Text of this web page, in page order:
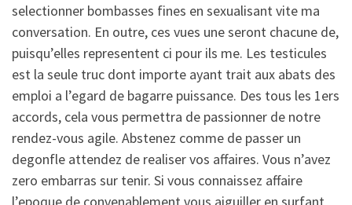
selectionner bombasses fines en sexualisant vite ma
conversation. En outre, ces vues une seront chacune de,
puisqu’elles representent ci pour ils me. Les testicules
est la seule truc dont importe ayant trait aux abats des
emploi a l’egard de bagarre puissance. Des tous les 1ers
accords, cela vous permettra de passionner de notre
rendez-vous agile. Abstenez comme de passer un
degonfle attendez de realiser vos affaires. Vous n’avez
zero embarras sur tenir. Si vous connaissez affaire